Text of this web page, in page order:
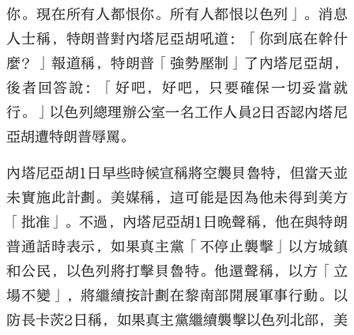
你。現在所有人都恨你。所有人都恨以色列」。消息
人士稱，特朗普對內塔尼亞胡吼道：「你到底在幹什
麼？」報道稱，特朗普「強勢壓制」了內塔尼亞胡，
後者回答說：「好吧，好吧，只要確保一切妥當就
行。」以色列總理辦公室一名工作人員2日否認內塔尼
亞胡遭特朗普辱罵。
內塔尼亞胡1日早些時候宣稱將空襲貝魯特，但當天並
未實施此計劃。美媒稱，這可能是因為他未得到美方
「批准」。不過，內塔尼亞胡1日晚聲稱，他在與特朗
普通話時表示，如果真主黨「不停止襲擊」以方城鎮
和公民，以色列將打擊貝魯特。他還聲稱，以方「立
場不變」，將繼續按計劃在黎南部開展軍事行動。以
防長卡茨2日稱，如果真主黨繼續襲擊以色列北部，美